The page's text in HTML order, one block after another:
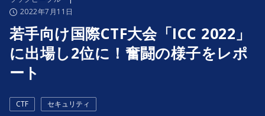
2022年7月11日
若手向け国際CTF大会「ICC 2022」
に出場し2位に！奮闘の様子をレポ
ート
CTF セキュリティ